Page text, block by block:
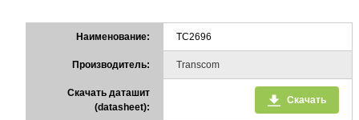
Наименование: TC2696
Производитель: Transcom
Скачать даташит
(datasheet):
Скачать